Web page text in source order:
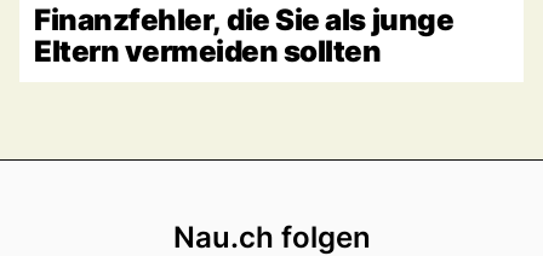
Finanzfehler, die Sie als junge
Eltern vermeiden sollten
Nau.ch folgen